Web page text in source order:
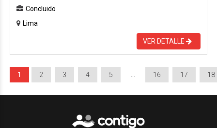
Concluido
Lima
VER DETALLE
1 2 3 4 5 16 17 18